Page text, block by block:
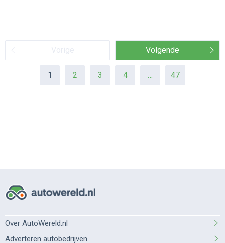
1 2 3 4 … 47
Volgende
Over AutoWereld.nl
Adverteren autobedrijven